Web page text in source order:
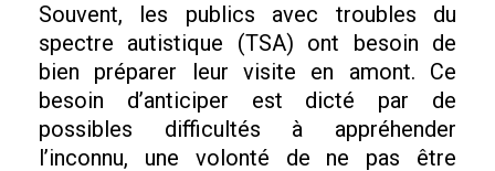
Souvent, les publics avec troubles du
spectre autistique (TSA) ont besoin de
bien préparer leur visite en amont. Ce
besoin d’anticiper est dicté par de
possibles difficultés à appréhender
l’inconnu, une volonté de ne pas être